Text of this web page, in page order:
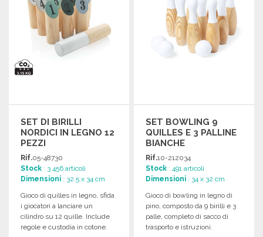
SET DI BIRILLI
NORDICI IN LEGNO 12
PEZZI
Rif.05-48730
Stock : 3 456 articoli
Dimensioni : 32.5 x 34 cm
Gioco di quilles in legno, sfida
i giocatori a lanciare un
cilindro su 12 quille. Include
regole e custodia in cotone.
SET BOWLING 9
QUILLES E 3 PALLINE
BIANCHE
Rif.10-212034
Stock : 491 articoli
Dimensioni : 34 x 32 cm
Gioco di bowling in legno di
pino, composto da 9 birilli e 3
palle, completo di sacco di
trasporto e istruzioni.